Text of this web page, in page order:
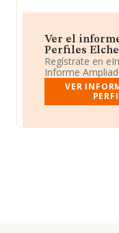
Ver el
Perfiles Elche
Regístrate en
Informe
VER